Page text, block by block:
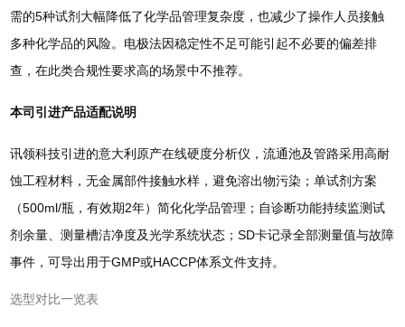
需的5种试剂大幅降低了化学品管理复杂度，也减少了操作人员接触
多种化学品的风险。电极法因稳定性不足可能引起不必要的偏差排
查，在此类合规性要求高的场景中不推荐。
本司引进产品适配说明
讯领科技引进的意大利原产在线硬度分析仪，流通池及管路采用高耐
蚀工程材料，无金属部件接触水样，避免溶出物污染；单试剂方案
（500ml/瓶，有效期2年）简化化学品管理；自诊断功能持续监测试
剂余量、测量槽洁净度及光学系统状态；SD卡记录全部测量值与故障
事件，可导出用于GMP或HACCP体系文件支持。
选型对比一览表